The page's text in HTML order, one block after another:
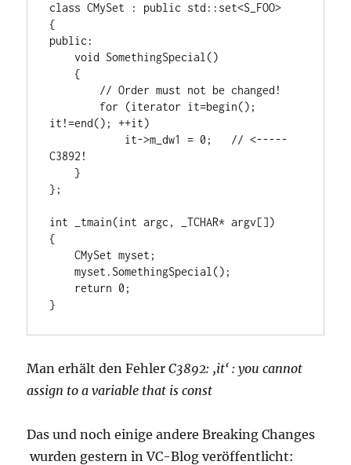
class CMySet : public std::set<S_FOO>
{
public:
void SomethingSpecial()
{
for (iterator it=begin();
it!=end(); ++it)
it->m_dw1 = 0;   // <-----
C3892!
}
};
int _tmain(int argc, _TCHAR* argv[])
{
CMySet myset;
myset.SomethingSpecial();
return 0;
}
Man erhält den FehlerC3892: ‚it‘ : you cannot
assign to a variable that is const
Das und noch einige andere Breaking Changes
wurden gestern in VC-Blog veröffentlicht: